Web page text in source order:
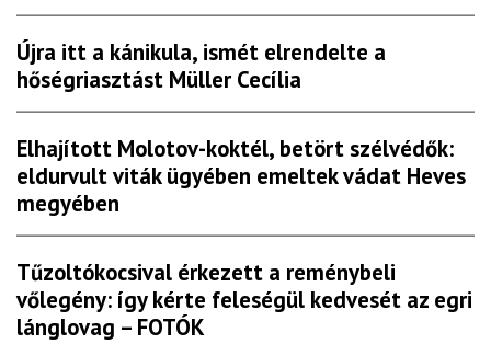
Újra itt a kánikula, ismét elrendelte a
hőségriasztást Müller Cecília
Elhajított Molotov-koktél, betört szélvédők:
eldurvult viták ügyében emeltek vádat Heves
megyében
Tűzoltókocsival érkezett a reménybeli
vőlegény: így kérte feleségül kedvesét az egri
lánglovag – FOTÓK